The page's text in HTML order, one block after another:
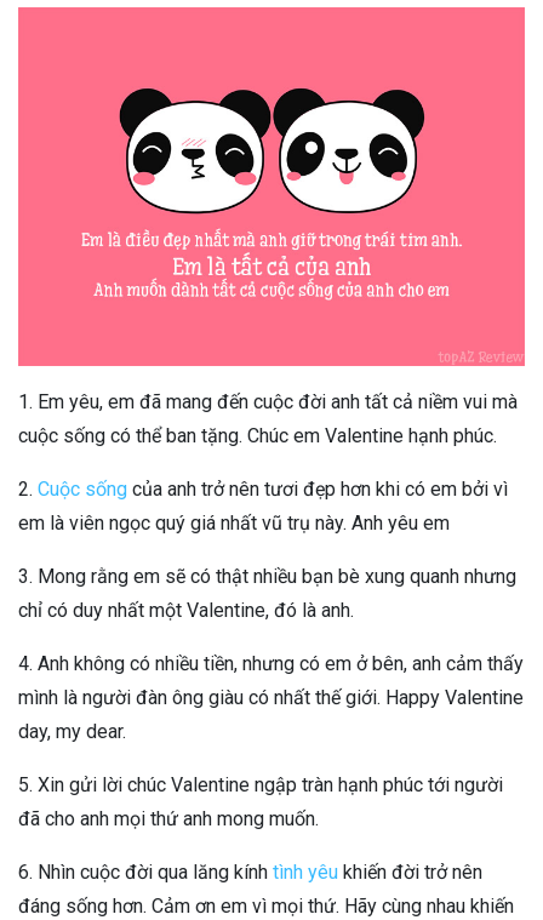
1. Em yêu, em đã mang đến cuộc đời anh tất cả niềm vui mà
cuộc sống có thể ban tặng. Chúc em Valentine hạnh phúc.
2. Cuộc sống của anh trở nên tươi đẹp hơn khi có em bởi vì
em là viên ngọc quý giá nhất vũ trụ này. Anh yêu em
3. Mong rằng em sẽ có thật nhiều bạn bè xung quanh nhưng
chỉ có duy nhất một Valentine, đó là anh.
4. Anh không có nhiều tiền, nhưng có em ở bên, anh cảm thấy
mình là người đàn ông giàu có nhất thế giới. Happy Valentine
day, my dear.
5. Xin gửi lời chúc Valentine ngập tràn hạnh phúc tới người
đã cho anh mọi thứ anh mong muốn.
6. Nhìn cuộc đời qua lăng kính tình yêu khiến đời trở nên
đáng sống hơn. Cảm ơn em vì mọi thứ. Hãy cùng nhau khiến